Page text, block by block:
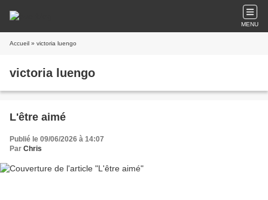
MENU
Accueil » victoria luengo
victoria luengo
L'être aimé
Publié le 09/06/2026 à 14:07
Par Chris